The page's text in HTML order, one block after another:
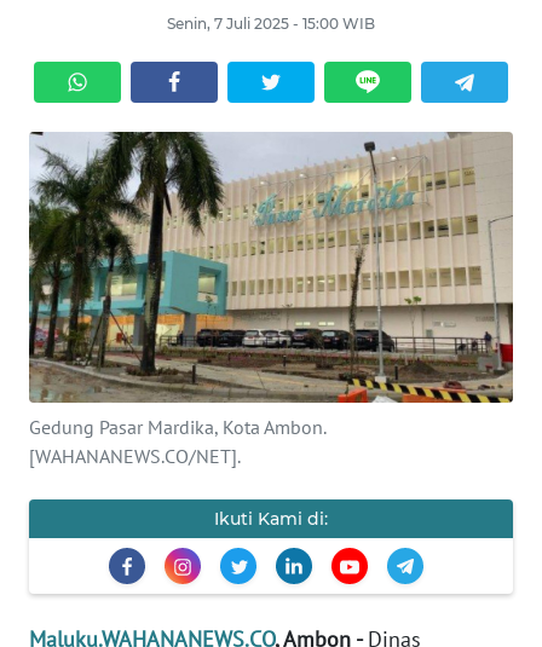
Senin, 7 Juli 2025 - 15:00 WIB
Gedung Pasar Mardika, Kota Ambon.
[WAHANANEWS.CO/NET].
Ikuti Kami di:
Maluku.WAHANANEWS.CO, Ambon -Dinas
SERBA-
SERBI
OPINI
Informasi
INDEKS
BERITA
KONTAK
KAMI
INFO
PEDOMAN